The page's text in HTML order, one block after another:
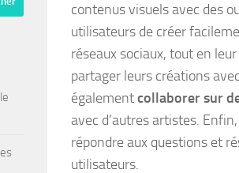
contenus visuels avec des
utilisateurs de créer
réseaux sociaux, tout en
partager leurs créations
égalementcollaborer sur
avec d’autres artistes.
répondre aux questions et
utilisateurs.